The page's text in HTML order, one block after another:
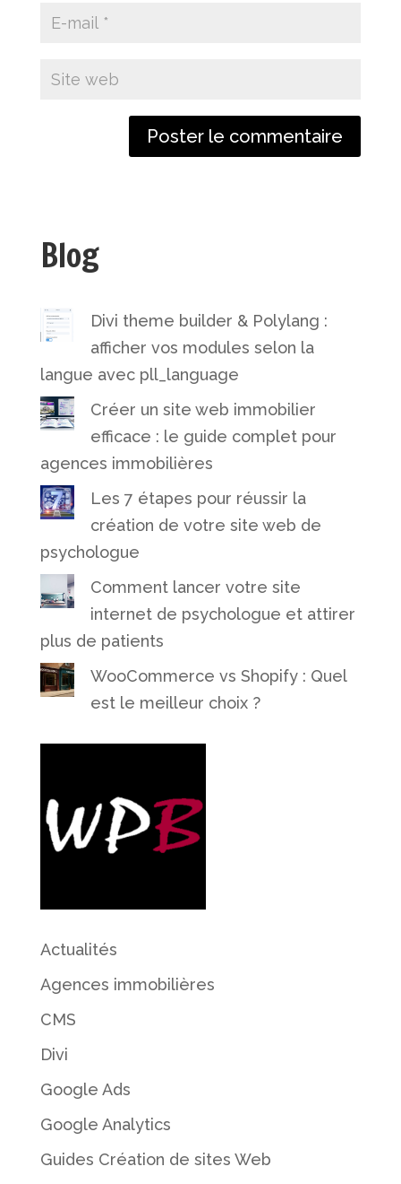
Blog
Divi theme builder & Polylang :
afficher vos modules selon la
langue avec pll_language
Créer un site web immobilier
efficace : le guide complet pour
agences immobilières
Les 7 étapes pour réussir la
création de votre site web de
psychologue
Comment lancer votre site
internet de psychologue et attirer
plus de patients
WooCommerce vs Shopify : Quel
est le meilleur choix ?
Actualités
Agences immobilières
CMS
Divi
Google Ads
Google Analytics
Guides Création de sites Web